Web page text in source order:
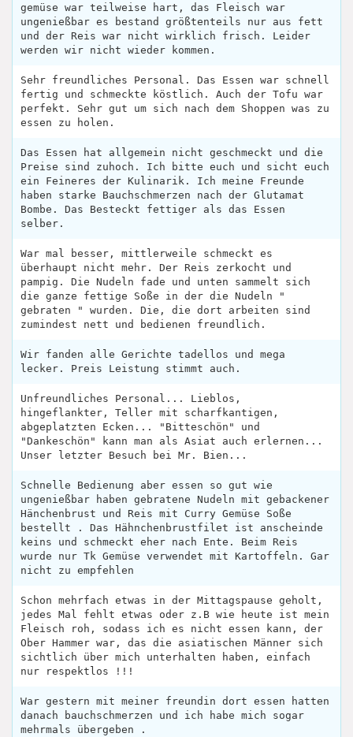
gemüse war teilweise hart, das Fleisch war
ungenießbar es bestand größtenteils nur aus fett
und der Reis war nicht wirklich frisch. Leider
werden wir nicht wieder kommen.
Sehr freundliches Personal. Das Essen war schnell
fertig und schmeckte köstlich. Auch der Tofu war
perfekt. Sehr gut um sich nach dem Shoppen was zu
essen zu holen.
Das Essen hat allgemein nicht geschmeckt und die
Preise sind zuhoch. Ich bitte euch und sicht euch
ein Feineres der Kulinarik. Ich meine Freunde
haben starke Bauchschmerzen nach der Glutamat
Bombe. Das Besteckt fettiger als das Essen
selber.
War mal besser, mittlerweile schmeckt es
überhaupt nicht mehr. Der Reis zerkocht und
pampig. Die Nudeln fade und unten sammelt sich
die ganze fettige Soße in der die Nudeln "
gebraten " wurden. Die, die dort arbeiten sind
zumindest nett und bedienen freundlich.
Wir fanden alle Gerichte tadellos und mega
lecker. Preis Leistung stimmt auch.
Unfreundliches Personal... Lieblos,
hingeflankter, Teller mit scharfkantigen,
abgeplatzten Ecken... "Bitteschön" und
"Dankeschön" kann man als Asiat auch erlernen...
Unser letzter Besuch bei Mr. Bien...
Schnelle Bedienung aber essen so gut wie
ungenießbar haben gebratene Nudeln mit gebackener
Hänchenbrust und Reis mit Curry Gemüse Soße
bestellt . Das Hähnchenbrustfilet ist anscheinde
keins und schmeckt eher nach Ente. Beim Reis
wurde nur Tk Gemüse verwendet mit Kartoffeln. Gar
nicht zu empfehlen
Schon mehrfach etwas in der Mittagspause geholt,
jedes Mal fehlt etwas oder z.B wie heute ist mein
Fleisch roh, sodass ich es nicht essen kann, der
Ober Hammer war, das die asiatischen Männer sich
sichtlich über mich unterhalten haben, einfach
nur respektlos !!!
War gestern mit meiner freundin dort essen hatten
danach bauchschmerzen und ich habe mich sogar
mehrmals übergeben .